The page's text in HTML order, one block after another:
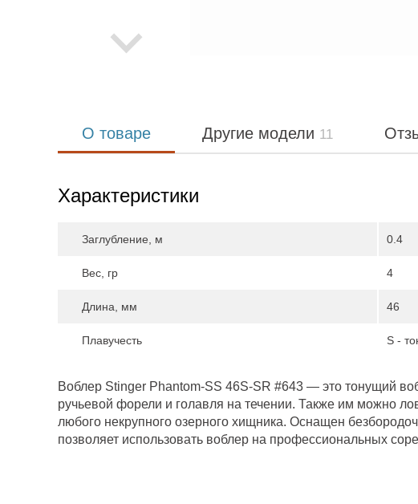
О товаре Другие модели 11
Характеристики
Заглубление, м 0.4
Вес, гр 4
Длина, мм 46
Плавучесть S -
Воблер Stinger Phantom-SS 46S-SR #643 — это тонущий
ручьевой форели и голавля на течении. Также им можно
любого некрупного озерного хищника. Оснащен
позволяет использовать воблер на профессиональных